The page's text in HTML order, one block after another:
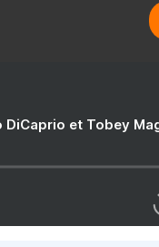
DiCaprio et Tobey